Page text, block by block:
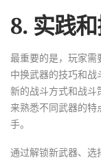
8. 实践
最重要的是，玩家需
中换武器的技巧和
新的战斗方式和战斗
来熟悉不同武器的特
手。
通过解锁新武器、选